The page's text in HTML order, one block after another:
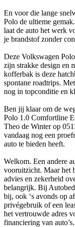
En voor die lange
Polo de ultieme
laat de auto het werk
je brandstof zonder
Deze Volkswagen
zijn strakke design en
kofferbak is deze
spontane roadtrips.
nog in topconditie en
Ben jij klaar om de
Polo 1.0 Comfortline
Theo de Winter op
vandaag nog een
auto te bieden heeft.
Welkom. Een andere
vooruitzicht. Maar het
advies en zekerheid
belangrijk. Bij
bij, ook ‘s avonds op
privégebruik of een
het vertrouwde adres
financiering van auto’s.